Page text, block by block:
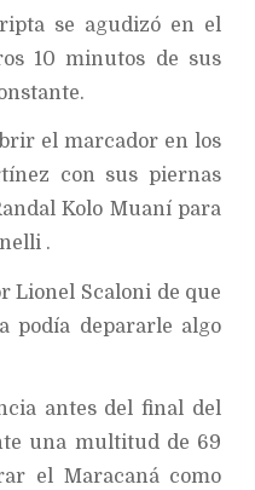
se agudizó en el
10 minutos de sus
el marcador en los
con sus piernas
Kolo Muaní para
.
Lionel Scaloni de que
podía depararle algo
antes del final del
una multitud de 69
el Maracaná como